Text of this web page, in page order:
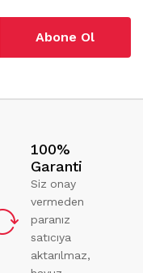
Abone Ol
100%
Garanti
Siz onay
vermeden
paranız
satıcıya
aktarılmaz,